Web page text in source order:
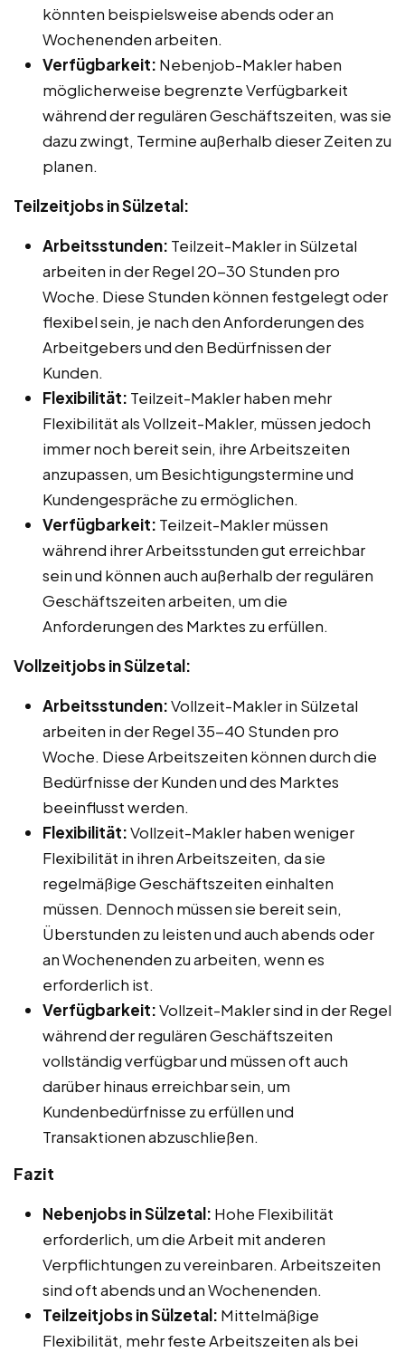
könnten beispielsweise abends oder an
Wochenenden arbeiten.
Verfügbarkeit: Nebenjob-Makler haben
möglicherweise begrenzte Verfügbarkeit
während der regulären Geschäftszeiten, was sie
dazu zwingt, Termine außerhalb dieser Zeiten zu
planen.
Teilzeitjobs in Sülzetal:
Arbeitsstunden: Teilzeit-Makler in Sülzetal
arbeiten in der Regel 20-30 Stunden pro
Woche. Diese Stunden können festgelegt oder
flexibel sein, je nach den Anforderungen des
Arbeitgebers und den Bedürfnissen der
Kunden.
Flexibilität: Teilzeit-Makler haben mehr
Flexibilität als Vollzeit-Makler, müssen jedoch
immer noch bereit sein, ihre Arbeitszeiten
anzupassen, um Besichtigungstermine und
Kundengespräche zu ermöglichen.
Verfügbarkeit: Teilzeit-Makler müssen
während ihrer Arbeitsstunden gut erreichbar
sein und können auch außerhalb der regulären
Geschäftszeiten arbeiten, um die
Anforderungen des Marktes zu erfüllen.
Vollzeitjobs in Sülzetal:
Arbeitsstunden:Vollzeit-Makler in Sülzetal
arbeiten in der Regel 35-40 Stunden pro
Woche. Diese Arbeitszeiten können durch die
Bedürfnisse der Kunden und des Marktes
beeinflusst werden.
Flexibilität:Vollzeit-Makler haben weniger
Flexibilität in ihren Arbeitszeiten, da sie
regelmäßige Geschäftszeiten einhalten
müssen. Dennoch müssen sie bereit sein,
Überstunden zu leisten und auch abends oder
an Wochenenden zu arbeiten, wenn es
erforderlich ist.
Verfügbarkeit:Vollzeit-Makler sind in der Regel
während der regulären Geschäftszeiten
vollständig verfügbar und müssen oft auch
darüber hinaus erreichbar sein, um
Kundenbedürfnisse zu erfüllen und
Transaktionen abzuschließen.
Fazit
Nebenjobs in Sülzetal: Hohe Flexibilität
erforderlich, um die Arbeit mit anderen
Verpflichtungen zu vereinbaren. Arbeitszeiten
sind oft abends und an Wochenenden.
Teilzeitjobs in Sülzetal: Mittelmäßige
Flexibilität, mehr feste Arbeitszeiten als bei